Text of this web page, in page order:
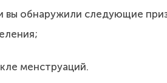
вы обнаружили следующие
менструаций.